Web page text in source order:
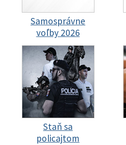
Samosprávne
voľby 2026
Staň sa
policajtom